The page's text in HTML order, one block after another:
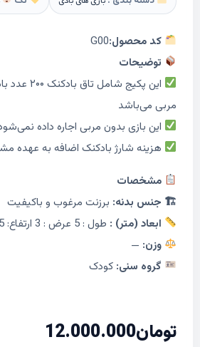
کد محصول:G00
توضیحات
این پکیج
مربی می‌باشد
این بازی بدون مربی اجاره داده
هزینه شارژ بادکنک اضافه به عهده
مشخصات
🏗 جنس بدنه: برزنت مرغوب و باکیفیت
ابعاد (متر) : طول : 5 عرض : 3 ارتفاع: 2.5
وزن: —
گروه سنی: کودک
تومان12.000.000